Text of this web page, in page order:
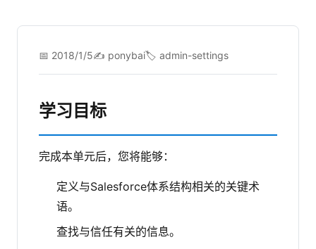
📅 2018/1/5✍️ ponybai🏷️ admin-settings
学习目标
完成本单元后，您将能够：
定义与Salesforce体系结构相关的关键术
语。
查找与信任有关的信息。